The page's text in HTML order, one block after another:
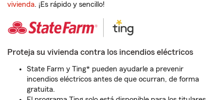
vivienda. ¡Es rápido y sencillo!
Proteja su vivienda contra los incendios eléctricos
State Farm y Ting* pueden ayudarle a prevenir
incendios eléctricos antes de que ocurran, de forma
gratuita.